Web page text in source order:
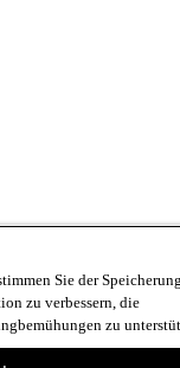
Sie der
zu verbessern, die
zu